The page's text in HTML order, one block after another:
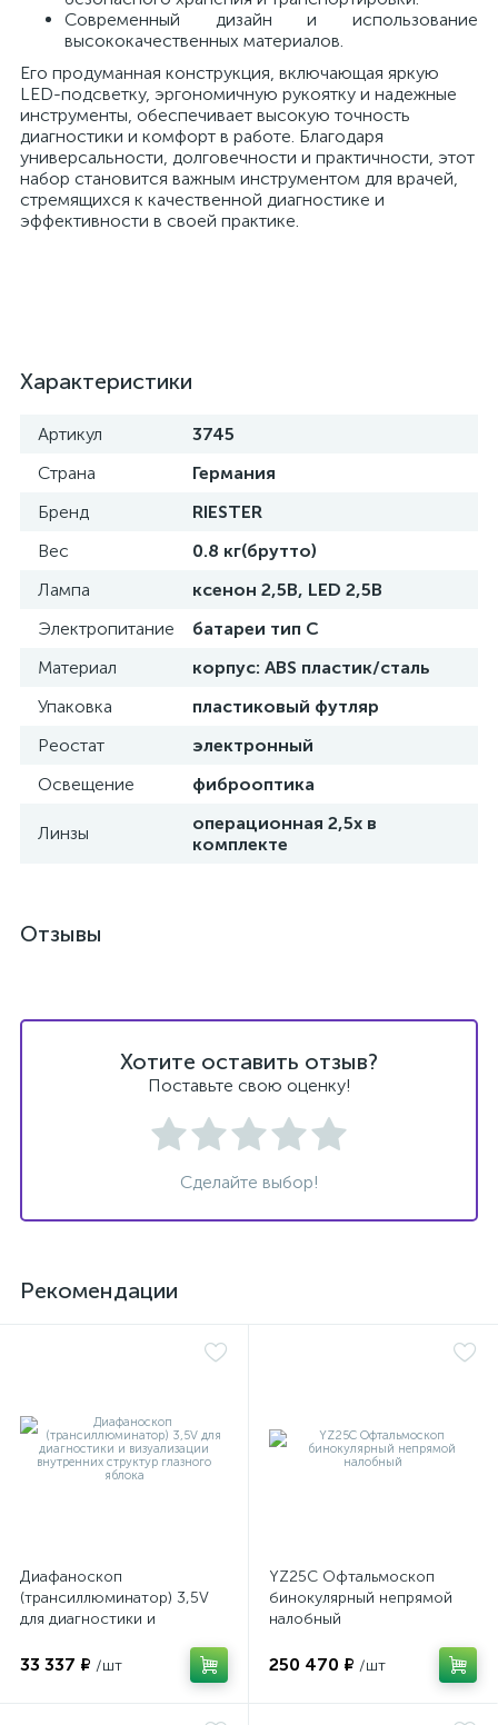
Современный дизайн и использование
высококачественных материалов.
Его продуманная конструкция, включающая яркую
LED-подсветку, эргономичную рукоятку и надежные
инструменты, обеспечивает высокую точность
диагностики и комфорт в работе. Благодаря
универсальности, долговечности и практичности, этот
набор становится важным инструментом для врачей,
стремящихся к качественной диагностике и
эффективности в своей практике.
Характеристики
Артикул
3745
Страна
Германия
Бренд
RIESTER
Вес
0.8 кг(брутто)
Лампа
ксенон 2,5В, LED 2,5В
Электропитание
батареи тип С
Материал
корпус: ABS пластик/сталь
Упаковка
пластиковый футляр
Реостат
электронный
Освещение
фиброоптика
Линзы
операционная 2,5х в
комплекте
Отзывы
Хотите оставить отзыв?
Поставьте свою оценку!
Сделайте выбор!
Рекомендации
Диафаноскоп
(трансиллюминатор) 3,5V
для диагностики и
структур глазного яблока
33 337 ₽ /шт
YZ25C Офтальмоскоп
бинокулярный непрямой
налобный
250 470 ₽ /шт